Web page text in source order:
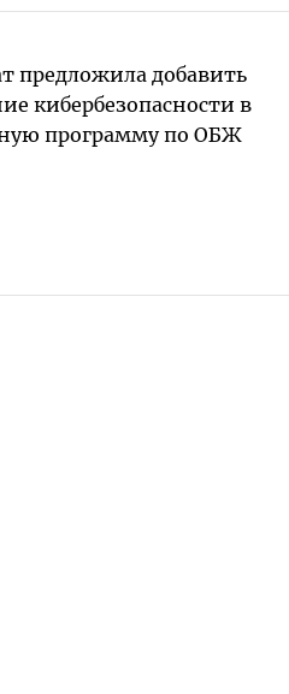
предложила добавить
кибербезопасности в
программу по ОБЖ